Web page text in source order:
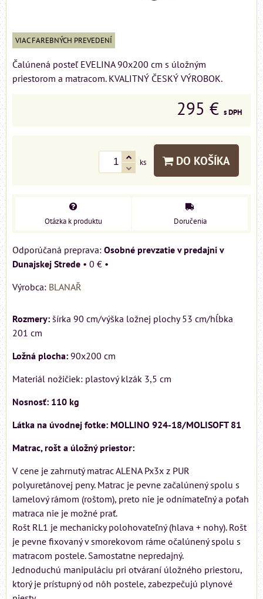
VIAC FAREBNÝCH PREVEDENÍ
Čalúnená posteľ EVELINA 90x200 cm s úložným
priestorom a matracom. KVALITNÝ ČESKÝ VÝROBOK.
295 € s DPH
ks DO KOŠÍKA
Otázka k produktu Doručenia
Osobné prevzatie v predajni v
Dunajskej Strede • 0 € •
Výrobca: BLANAŘ
Rozmery: šírka 90 cm/výška ložnej plochy 53 cm/hĺbka
201 cm
Ložná plocha: 90x200 cm
Materiál nožičiek: plastový klzák 3,5 cm
Nosnosť: 110 kg
Látka na úvodnej fotke: MOLLINO 924-18/MOLISOFT 81
Matrac, rošt a úložný priestor:
V cene je zahrnutý matrac ALENA Px3x z PUR
polyuretánovej peny. Matrac je pevne začalúnený spolu s
lamelový rámom (roštom), preto nie je odnímateľný a poťah
matraca nie je možné prať.
Rošt RL1 je mechanicky polohovateľný (hlava + nohy). Rošt
je pevne fixovaný v smorekovom ráme očalúnený spolu s
matracom postele. Samostatne nepredajný.
Jednoduchú manipuláciu pri otváraní úložného priestoru,
ktorý je prístupný od nôh postele, zabezpečujú plynové